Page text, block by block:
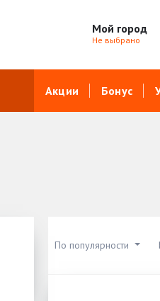
Мой город
Не выбрано
Акции Бонус
По популярности